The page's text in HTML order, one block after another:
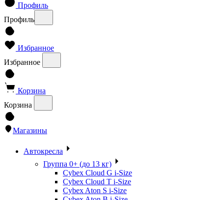
Профиль
Профиль
Избранное
Избранное
Корзина
Корзина
Магазины
Автокресла
Группа 0+ (до 13 кг)
Cybex Cloud G i-Size
Cybex Cloud T i-Size
Cybex Aton S i-Size